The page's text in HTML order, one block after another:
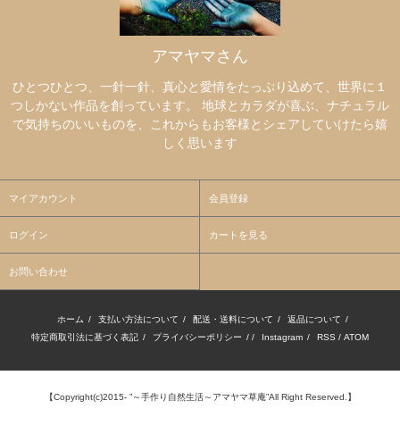
アマヤマさん
ひとつひとつ、一針一針、真心と愛情をたっぷり込めて、世界に１
つしかない作品を創っています。 地球とカラダが喜ぶ、ナチュラル
で気持ちのいいものを、これからもお客様とシェアしていけたら嬉
しく思います
マイアカウント 会員登録
ログイン カートを見る
お問い合わせ
ホーム / 支払い方法について / 配送・送料について / 返品について /
特定商取引法に基づく表記 / プライバシーポリシー / / Instagram / RSS / ATOM
【Copyright(c)2015- ”～手作り自然生活～アマヤマ草庵”All Right Reserved.】